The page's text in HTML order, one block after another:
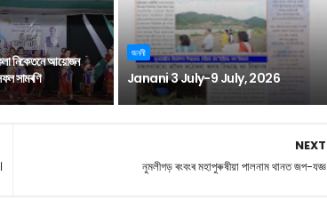
নিকেতনে আয়োজন
সামৰণি
জননী
Janani 3 July-9 July, 2026
NEXT
নুমলীগড় ৰংবংৰ মহাপুৰুষীয়া পালনাম থানত জপ-যজ্ঞ